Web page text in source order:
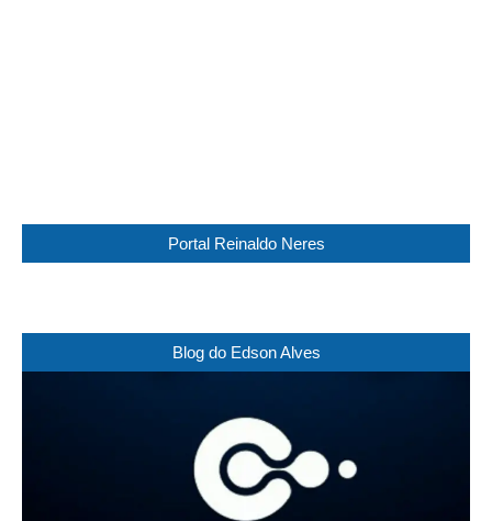
Portal Reinaldo Neres
Blog do Edson Alves